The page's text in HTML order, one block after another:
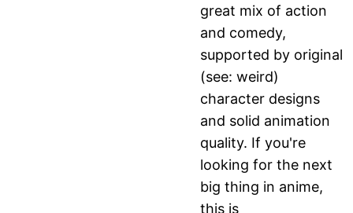
great mix of action
and comedy,
supported by original
(see: weird)
character designs
and solid animation
quality. If you're
looking for the next
big thing in anime,
this is